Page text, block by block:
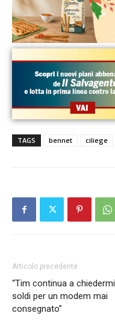
TAGS bennet ciliege
Articolo precedente
“Tim continua a chiedermi
soldi per un modem mai
consegnato”